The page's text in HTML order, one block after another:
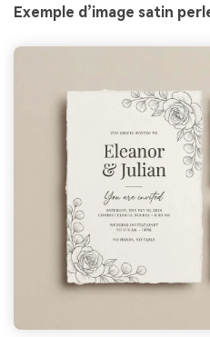
Exemple d’image satin